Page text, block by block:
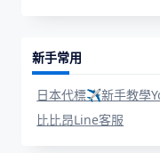
新手常用
日本代標✈新手教學
比比昂Line客服